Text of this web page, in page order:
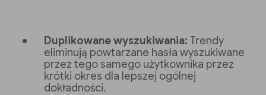
Duplikowane wyszukiwania: Trendy
eliminują powtarzane hasła wyszukiwane
przez tego samego użytkownika przez
krótki okres dla lepszej ogólnej
dokładności.